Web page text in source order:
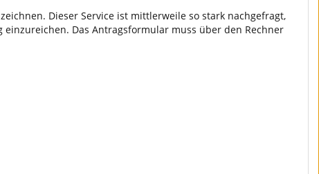
Dieser Service ist mittlerweile so stark nachgefragt,
Das Antragsformular muss über den Rechner